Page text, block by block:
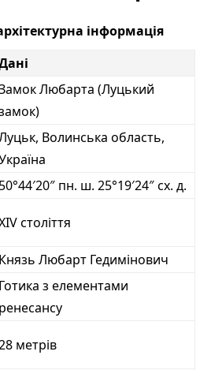
інформація
Любарта (Луцький
Волинська область,
50°44′20″ пн. ш. 25°19′24″ сх. д.
століття
Князь Любарт Гедимінович
Готика з елементами
ренесансу
метрів